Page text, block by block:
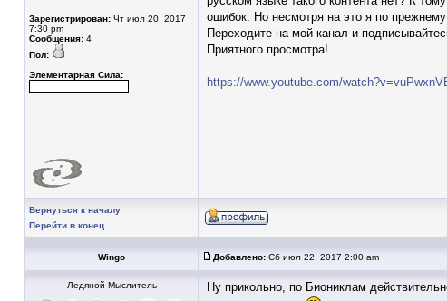
Зарегистрирован: Чт июл 20, 2017
7:30 pm
Сообщения: 4
Пол:
Элементарная Сила:
ошибок. Но несмотря на это я по
Переходите на мой канал и
Приятного просмотра!
https://www.youtube.com/
Вернуться к началу
Перейти в конец
Wingo Добавлено: Сб июл 22, 2017 2:00 am
Ледяной Мыслитель
Ну прикольно, по Биониклам